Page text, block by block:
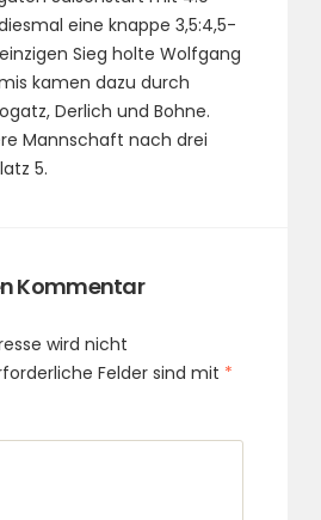
eine knappe 3,5:4,5-
Sieg holte Wolfgang
kamen dazu durch
Derlich und Bohne.
Mannschaft nach drei
5.
Kommentar
wird nicht
Felder sind mit *